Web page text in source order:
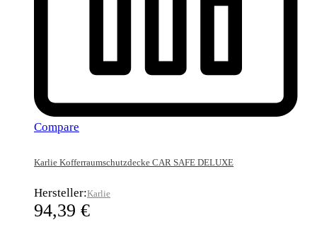
Compare
Karlie Kofferraumschutzdecke CAR SAFE DELUXE
Hersteller:Karlie
94,39 €